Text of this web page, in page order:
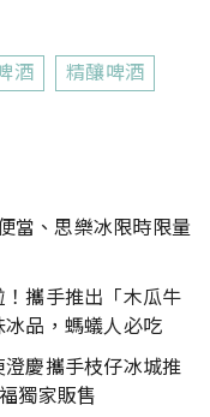
酒
精釀啤酒
當、思樂冰限時限量
攜手推出「木瓜牛
品，螞蟻人必吃
慶攜手枝仔冰城推
獨家販售